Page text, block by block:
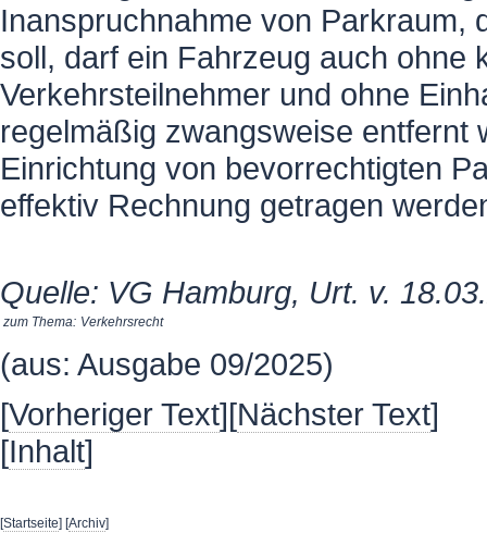
Inanspruchnahme von Parkraum,
soll, darf ein Fahrzeug auch ohne
Verkehrsteilnehmer und ohne
regelmäßig zwangsweise entfernt
Einrichtung von bevorrechtigten
effektiv Rechnung getragen
Quelle: VG Hamburg, Urt. v.
zum Thema: Verkehrsrecht
(aus: Ausgabe 09/2025)
[Vorheriger Text][Nächster Text]
[Inhalt]
[Startseite] [Archiv]